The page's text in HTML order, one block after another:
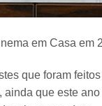
em Casa em
que foram
que este